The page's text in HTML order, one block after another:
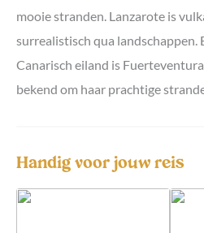
mooie stranden. Lanzarote is
surrealistisch qua landschappen.
Canarisch eiland is
bekend om haar prachtige
Handig voor jouw reis